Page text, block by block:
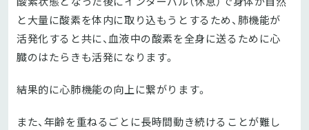
と大量に酸素を体内に取り込もうとするため、肺機能が
活発化すると共に、血液中の酸素を全身に送るために心
臓のはたらきも活発になります。
結果的に心肺機能の向上に繋がります。
また、年齢を重ねるごとに長時間動き続けることが難し